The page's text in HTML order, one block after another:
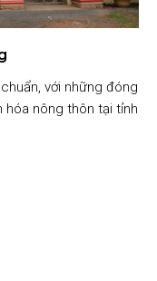
với những đóng
hóa nông thôn tại tỉnh